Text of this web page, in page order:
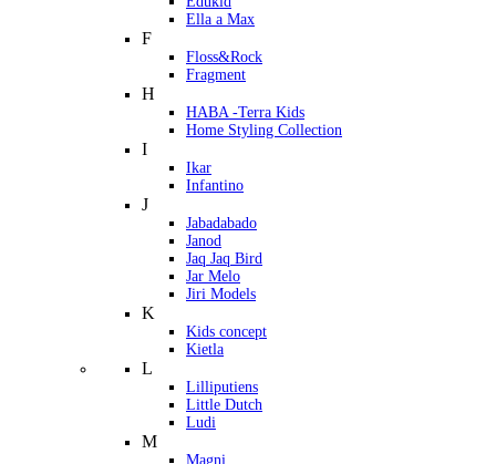
Ella a Max
F
Floss&Rock
Fragment
H
HABA -Terra Kids
Home Styling Collection
I
Ikar
Infantino
J
Jabadabado
Janod
Jaq Jaq Bird
Jar Melo
Jiri Models
K
Kids concept
Kietla
L
Lilliputiens
Little Dutch
Ludi
M
Magni